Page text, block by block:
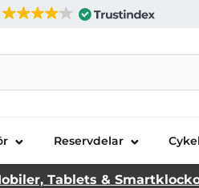
Reservdelar
Tablets &